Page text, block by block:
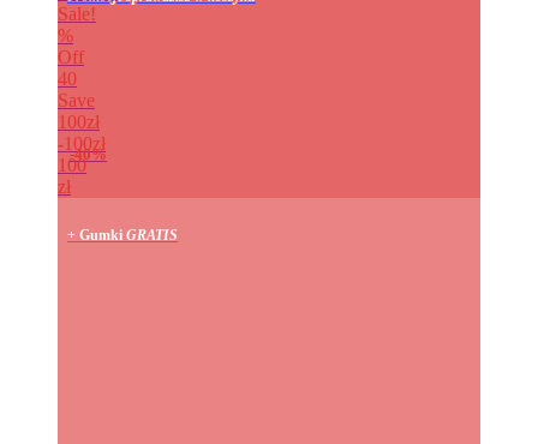
Sale!
%
Off
40
Save
100zł
100zł
40%
100
zł
+ Gumki GRATIS